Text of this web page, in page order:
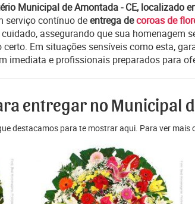
Municipal de Amontada - CE, localizado
serviço contínuo deentrega decoroas de
cuidado, assegurando que sua homenagem
certo. Em situações sensíveis como esta,
imediata e profissionais preparados para
entregar no Municipal
destacamos para te mostrar aqui. Para ver mais